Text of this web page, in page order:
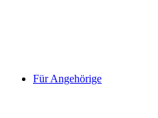
Für Angehörige